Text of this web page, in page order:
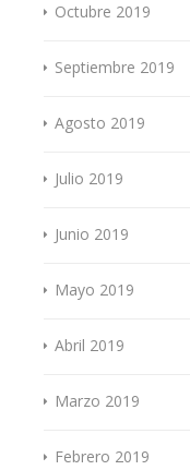
Octubre 2019
Septiembre 2019
Agosto 2019
Julio 2019
Junio 2019
Mayo 2019
Abril 2019
Marzo 2019
Febrero 2019